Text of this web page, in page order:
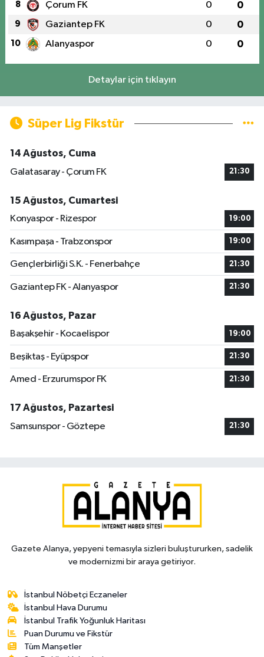
8 Çorum FK 0 0
9 Gaziantep FK 0 0
10 Alanyaspor 0 0
Detaylar için tıklayın
Süper Lig Fikstür
14 Ağustos, Cuma
Galatasaray - Çorum FK
21:30
15 Ağustos, Cumartesi
Konyaspor - Rizespor
19:00
Kasımpaşa - Trabzonspor 19:00
Gençlerbirliği S.K. - Fenerbahçe 21:30
Gaziantep FK - Alanyaspor 21:30
16 Ağustos, Pazar
Başakşehir - Kocaelispor
19:00
Beşiktaş - Eyüpspor 21:30
Amed - Erzurumspor FK 21:30
17 Ağustos, Pazartesi
Samsunspor - Göztepe
21:30
Gazete Alanya, yepyeni temasıyla sizleri buluştururken, sadelik
ve modernizmi bir araya getiriyor.
İstanbul Nöbetçi Eczaneler
İstanbul Hava Durumu
İstanbul Trafik Yoğunluk Haritası
Puan Durumu ve Fikstür
Tüm Manşetler